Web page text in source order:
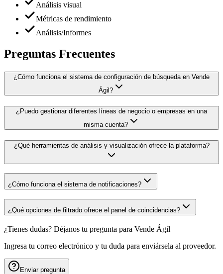
Análisis visual
Métricas de rendimiento
Análisis/Informes
Preguntas Frecuentes
¿Cómo funciona el sistema de configuración de búsqueda en Vende
Ágil?
¿Puedo gestionar diferentes líneas de negocio o empresas en una
misma cuenta?
¿Qué herramientas de análisis y visualización ofrece la plataforma?
¿Cómo funciona el sistema de notificaciones?
¿Qué opciones de filtrado ofrece el panel de coincidencias?
¿Tienes dudas? Déjanos tu pregunta para Vende Ágil
Ingresa tu correo electrónico y tu duda para enviársela al proveedor.
Enviar pregunta